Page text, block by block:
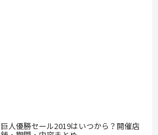
巨人優勝セール2019はいつから？開催店